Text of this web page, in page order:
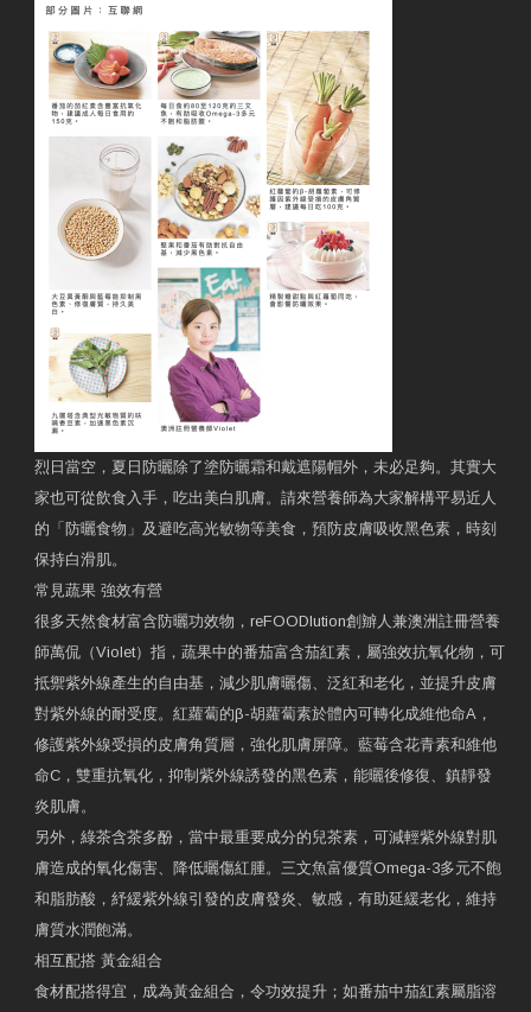
烈日當空，夏日防曬除了塗防曬霜和戴遮陽帽外，未必足夠。其實大
家也可從飲食入手，吃出美白肌膚。請來營養師為大家解構平易近人
的「防曬食物」及避吃高光敏物等美食，預防皮膚吸收黑色素，時刻
保持白滑肌。
常見蔬果 強效有營
很多天然食材富含防曬功效物，reFOODlution創辧人兼澳洲註冊營養
師萬侃（Violet）指，蔬果中的番茄富含茄紅素，屬強效抗氧化物，可
抵禦紫外線產生的自由基，減少肌膚曬傷、泛紅和老化，並提升皮膚
對紫外線的耐受度。紅蘿蔔的β-胡蘿蔔素於體內可轉化成維他命A，
修護紫外線受損的皮膚角質層，強化肌膚屏障。藍莓含花青素和維他
命C，雙重抗氧化，抑制紫外線誘發的黑色素，能曬後修復、鎮靜發
炎肌膚。
另外，綠茶含茶多酚，當中最重要成分的兒茶素，可減輕紫外線對肌
膚造成的氧化傷害、降低曬傷紅腫。三文魚富優質Omega-3多元不飽
和脂肪酸，紓緩紫外線引發的皮膚發炎、敏感，有助延緩老化，維持
膚質水潤飽滿。
相互配搭 黃金組合
食材配搭得宜，成為黃金組合，令功效提升；如番茄中茄紅素屬脂溶